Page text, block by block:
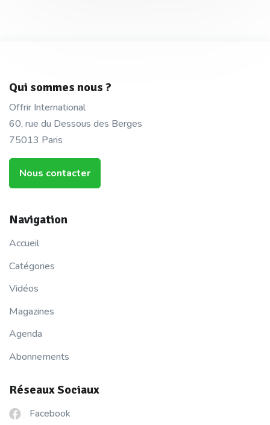
Qui sommes nous ?
Offrir International
60, rue du Dessous des Berges
75013 Paris
Nous contacter
Navigation
Accueil
Catégories
Vidéos
Magazines
Agenda
Abonnements
Réseaux Sociaux
Facebook